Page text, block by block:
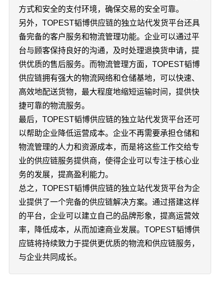
方式和安全的支付环境，确保交易的安全可靠。
另外，TOPEST韬博供应链的独立站代发货平台还具
备完备的客户服务和物流管理功能。企业可以通过平
台与顾客保持良好的沟通，及时处理退换货申请，提
供优质的售后服务。而物流管理方面，TOPEST韬博
供应链拥有强大的物流网络和仓储基地，可以快速、
高效地配送货物，最大程度地缩短运输时间，提供快
捷可靠的物流服务。
最后，TOPEST韬博供应链的独立站代发货平台还可
以帮助企业降低运营成本。企业不再需要承担仓储和
物流管理的人力和资源成本，而是将这些工作交给专
业的供应链服务提供商，使得企业可以专注于核心业
务的发展，提高盈利能力。
总之，TOPEST韬博供应链的独立站代发货平台为企
业提供了一个完备的供应链解决方案。通过搭建这样
的平台，企业可以建立自己的品牌形象，提高运营效
率，降低成本，从而加速商业发展。TOPEST韬博供
应链将持续致力于提供更优质的物流和供应链服务，
与企业共同成长。